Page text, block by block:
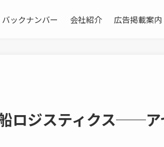
バックナンバー 会社紹介 広告掲載案内
ロジスティクス──